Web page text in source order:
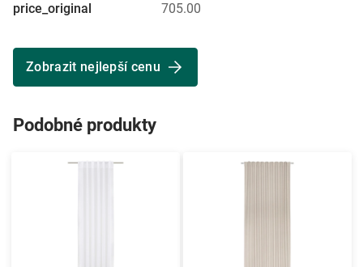
price_original 705.00
Zobrazit nejlepší cenu
Podobné produkty